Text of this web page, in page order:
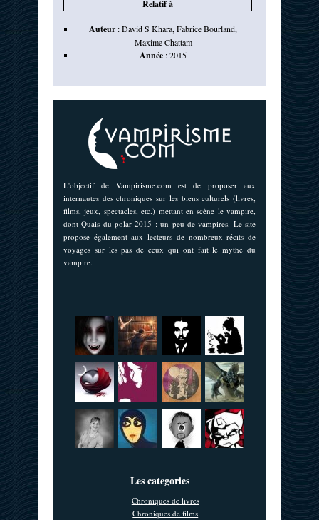
Relatif à
Auteur :David S Khara,Fabrice Bourland,
Maxime Chattam
Année :2015
L'objectif de Vampirisme.com est de proposer aux
internautes des chroniques sur les biens culturels (livres,
films, jeux, spectacles, etc.) mettant en scène le vampire,
dont Quais du polar 2015 : un peu de vampires. Le site
propose également aux lecteurs de nombreux récits de
voyages sur les pas de ceux qui ont fait le mythe du
vampire.
Les categories
Chroniques de livres
Chroniques de films